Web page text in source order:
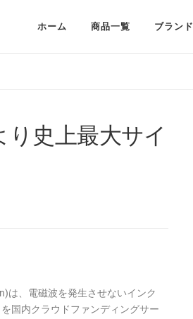
ホーム 商品一覧 ブランド
史上最大サイ
は、電磁波を発生させないインク
国内クラウドファンディングサー